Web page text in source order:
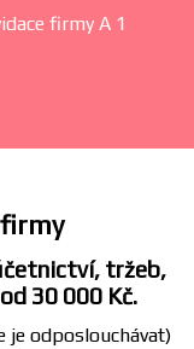
firmy A 1
tržeb,
30 000 Kč.
je odposlouchávat)